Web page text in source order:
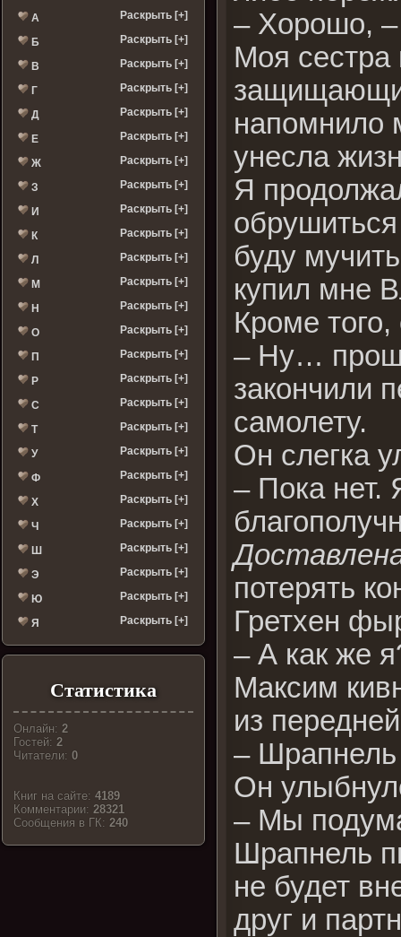
А Раскрыть [+]
Б Раскрыть [+]
В Раскрыть [+]
Г Раскрыть [+]
Д Раскрыть [+]
Е Раскрыть [+]
Ж Раскрыть [+]
З Раскрыть [+]
И Раскрыть [+]
К Раскрыть [+]
Л Раскрыть [+]
М Раскрыть [+]
Н Раскрыть [+]
О Раскрыть [+]
П Раскрыть [+]
Р Раскрыть [+]
С Раскрыть [+]
Т Раскрыть [+]
У Раскрыть [+]
Ф Раскрыть [+]
Х Раскрыть [+]
Ч Раскрыть [+]
Ш Раскрыть [+]
Э Раскрыть [+]
Ю Раскрыть [+]
Я Раскрыть [+]
Статистика
Онлайн:2
Гостей:2
Читатели:0
Книг на сайте:4189
Комментарии:28321
Cообщения в ГК:240
– Хорошо, –
Моя сестра
напомнило
унесла
Я
буду
купил мне
Кроме
– Ну…
закончили
самолету.
Он слегка
– Пока нет.
потерять
Гретхен
– А как же
Максим
из
– Шрапнель
Он
– Мы
Шрапнель
не будет
друг и